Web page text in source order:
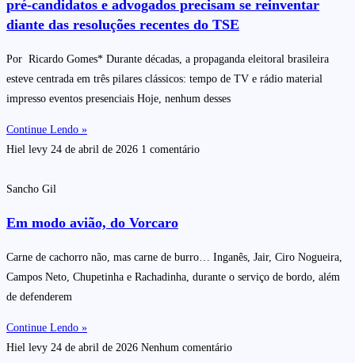
pré-candidatos e advogados precisam se reinventar
diante das resoluções recentes do TSE
Por Ricardo Gomes* Durante décadas, a propaganda eleitoral brasileira
esteve centrada em três pilares clássicos: tempo de TV e rádio material
impresso eventos presenciais Hoje, nenhum desses
Continue Lendo »
Hiel levy 24 de abril de 2026 1 comentário
Sancho Gil
Em modo avião, do Vorcaro
Carne de cachorro não, mas carne de burro… Inganês, Jair, Ciro Nogueira,
Campos Neto, Chupetinha e Rachadinha, durante o serviço de bordo, além
de defenderem
Continue Lendo »
Hiel levy 24 de abril de 2026 Nenhum comentário